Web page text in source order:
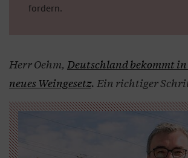
fordern.
Herr Oehm, Deutschland bekommt
neues Weingesetz. Ein richtiger